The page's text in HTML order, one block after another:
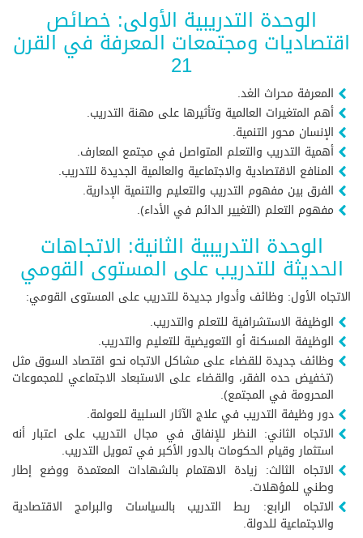
الوحدة التدريبية الأولى: خصائص
اقتصاديات ومجتمعات المعرفة في القرن
21
المعرفة محراث الغد.
أهم المتغيرات العالمية وتأثيرها على مهنة التدريب.
الإنسان محور التنمية.
أهمية التدريب والتعلم المتواصل في مجتمع المعارف.
المنافع الاقتصادية والاجتماعية والعالمية الجديدة للتدريب.
الفرق بين مفهوم التدريب والتعليم والتنمية الإدارية.
مفهوم التعلم (التغيير الدائم في الأداء).
الوحدة التدريبية الثانية: الاتجاهات
الحديثة للتدريب على المستوى القومي
الاتجاه الأول: وظائف وأدوار جديدة للتدريب على المستوى القومي:
الوظيفة الاستشرافية للتعلم والتدريب.
الوظيفة المسكنة أو التعويضية للتعليم والتدريب.
وظائف جديدة للقضاء على مشاكل الاتجاه نحو اقتصاد السوق مثل
(تخفيض حده الفقر، والقضاء على الاستبعاد الاجتماعي للمجموعات
المحرومة في المجتمع).
دور وظيفة التدريب في علاج الآثار السلبية للعولمة.
الاتجاه الثاني: النظر للإنفاق في مجال التدريب على اعتبار أنه
استثمار وقيام الحكومات بالدور الأكبر في تمويل التدريب.
الاتجاه الثالث: زيادة الاهتمام بالشهادات المعتمدة ووضع إطار
وطني للمؤهلات.
الاتجاه الرابع: ربط التدريب بالسياسات والبرامج الاقتصادية
والاجتماعية للدولة.